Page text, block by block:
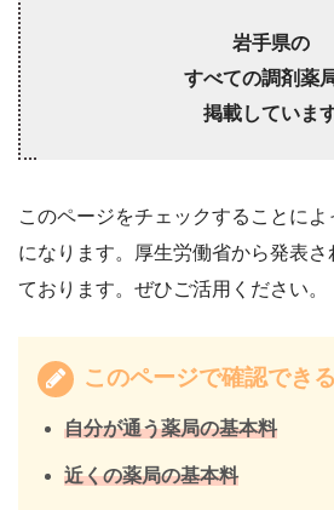
岩手県の
すべての調剤薬
掲載していま
このページをチェックすることに
になります。厚生労働省から発表
ております。ぜひご活用ください。
このページで確認でき
自分が通う薬局の基本料
近くの薬局の基本料